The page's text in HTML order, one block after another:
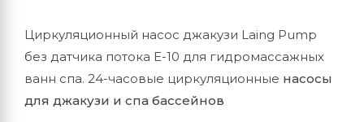
Циркуляционный насос джакузи Laing Pump
без датчика потока Е-10 для гидромассажных
ванн спа. 24-часовые циркуляционные насосы
для джакузи и спа бассейнов